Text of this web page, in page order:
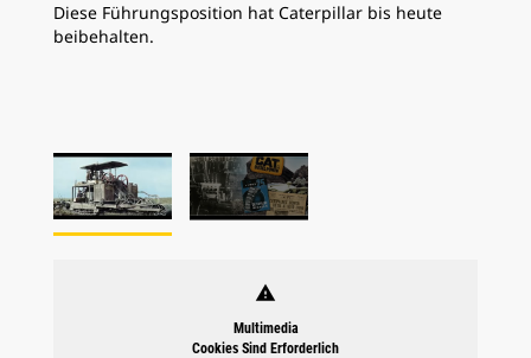
Diese Führungsposition hat Caterpillar bis heute
beibehalten.
warning
Multimedia
Cookies Sind Erforderlich